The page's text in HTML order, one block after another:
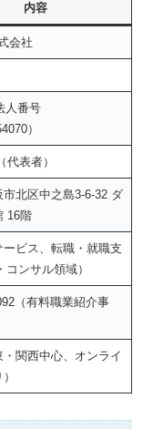
内容
会社
人番号
）
代表者）
市北区中之島3-6-32 ダ
16階
ービス、転職・就職支
コンサル領域）
（有料職業紹介事
関西中心、オンライ